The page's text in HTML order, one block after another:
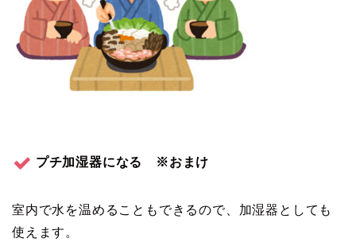
プチ加湿器になる ※おまけ
室内で水を温めることもできるので、加湿器としても
使えます。